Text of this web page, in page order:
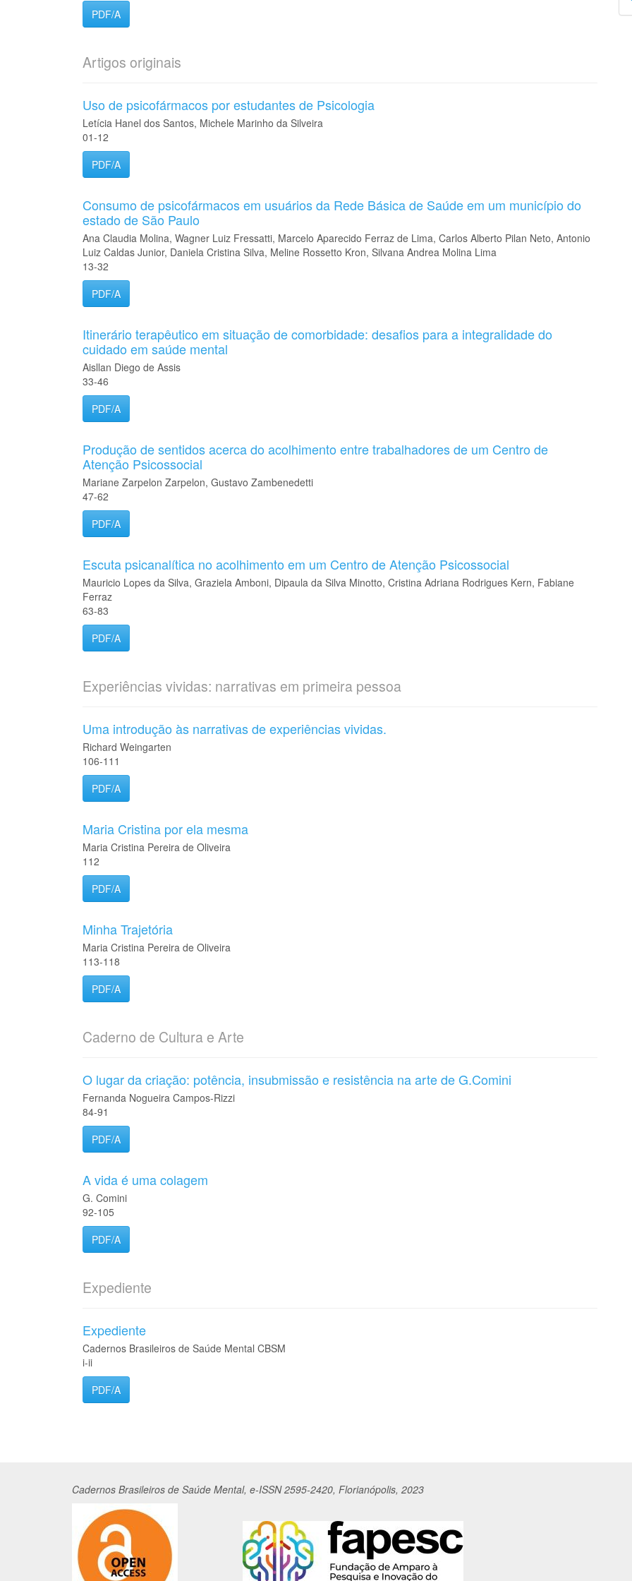
PDF/A
Artigos originais
Uso de psicofármacos por estudantes de Psicologia
Letícia Hanel dos Santos, Michele Marinho da Silveira
01-12
PDF/A
Consumo de psicofármacos em usuários da Rede Básica de Saúde em um município do
estado de São Paulo
Ana Claudia Molina, Wagner Luiz Fressatti, Marcelo Aparecido Ferraz de Lima, Carlos Alberto Pilan Neto, Antonio
Luiz Caldas Junior, Daniela Cristina Silva, Meline Rossetto Kron, Silvana Andrea Molina Lima
13-32
PDF/A
Itinerário terapêutico em situação de comorbidade: desafios para a integralidade do
cuidado em saúde mental
Aisllan Diego de Assis
33-46
PDF/A
Produção de sentidos acerca do acolhimento entre trabalhadores de um Centro de
Atenção Psicossocial
Mariane Zarpelon Zarpelon, Gustavo Zambenedetti
47-62
PDF/A
Escuta psicanalítica no acolhimento em um Centro de Atenção Psicossocial
Mauricio Lopes da Silva, Graziela Amboni, Dipaula da Silva Minotto, Cristina Adriana Rodrigues Kern, Fabiane
Ferraz
63-83
PDF/A
Experiências vividas: narrativas em primeira pessoa
Uma introdução às narrativas de experiências vividas.
Richard Weingarten
106-111
PDF/A
Maria Cristina por ela mesma
Maria Cristina Pereira de Oliveira
112
PDF/A
Minha Trajetória
Maria Cristina Pereira de Oliveira
113-118
PDF/A
Caderno de Cultura e Arte
O lugar da criação: potência, insubmissão e resistência na arte de G.Comini
Fernanda Nogueira Campos-Rizzi
84-91
PDF/A
A vida é uma colagem
G. Comini
92-105
PDF/A
Expediente
Expediente
Cadernos Brasileiros de Saúde Mental CBSM
i-ii
PDF/A
Cadernos Brasileiros de Saúde Mental, e-ISSN 2595-2420, Florianópolis, 2023